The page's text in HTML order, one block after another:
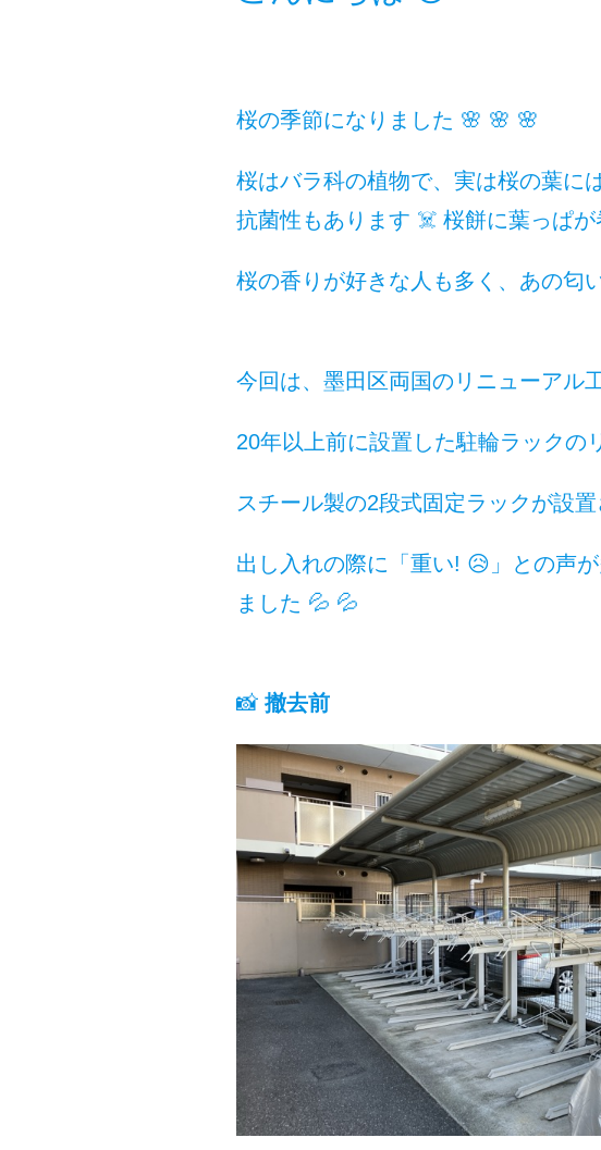
桜の季節になりました 🌸 🌸 🌸
桜はバラ科の植物で、実は桜の葉に
抗菌性もあります ☠️ 桜餅に葉っぱ
桜の香りが好きな人も多く、あの匂
今回は、墨田区両国のリニューアル
20年以上前に設置した駐輪ラックの
スチール製の2段式固定ラックが設
出し入れの際に「重い! 😥」との声
ました 💦 💦
📸 撤去前